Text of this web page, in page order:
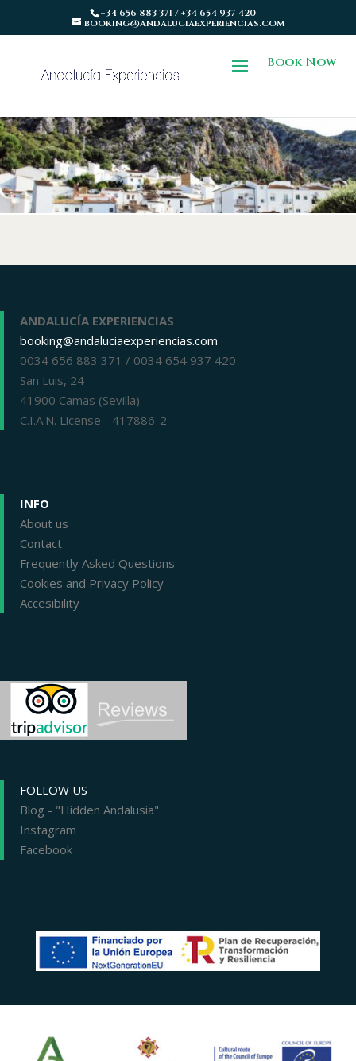
+34 656 883 371 / +34 654 937 420
booking@andaluciaexperiencias.com
Book Now
ANDALUCÍA EXPERIENCIAS
booking@andaluciaexperiencias.com
0034 656 883 371 / 0034 654 937 420
San Luis, 24
41900 Camas (Sevilla)
C.I.A.N. License - 417886-2
INFO
About us
Contact
Frequently Asked Questions
Cookies and Privacy Policy
Accesibility
FOLLOW US
Blog - "Hidden Andalusia"
Instagram
Facebook